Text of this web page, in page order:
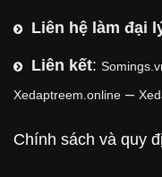
Liên hệ làm đại
Liên kết:
Xedaptreem.online –
Chính sách và quy